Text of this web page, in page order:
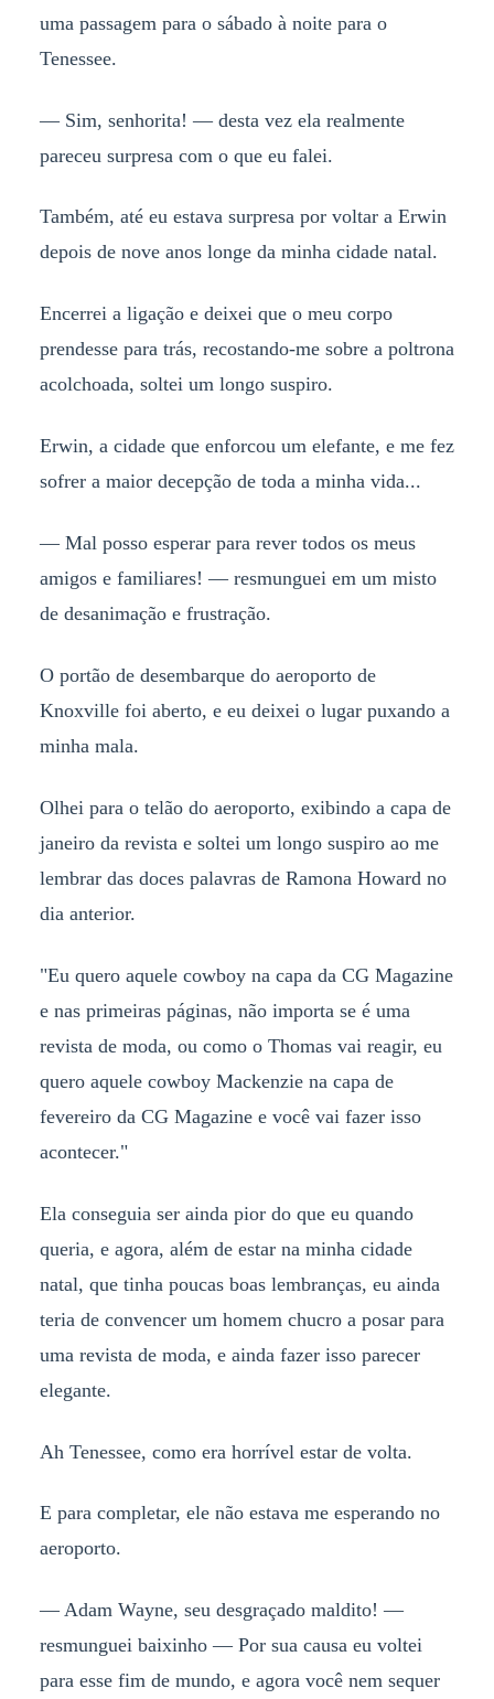
uma passagem para o sábado à noite para o
Tenessee.
— Sim, senhorita! — desta vez ela realmente
pareceu surpresa com o que eu falei.
Também, até eu estava surpresa por voltar a Erwin
depois de nove anos longe da minha cidade natal.
Encerrei a ligação e deixei que o meu corpo
prendesse para trás, recostando-me sobre a poltrona
acolchoada, soltei um longo suspiro.
Erwin, a cidade que enforcou um elefante, e me fez
sofrer a maior decepção de toda a minha vida...
— Mal posso esperar para rever todos os meus
amigos e familiares! — resmunguei em um misto
de desanimação e frustração.
O portão de desembarque do aeroporto de
Knoxville foi aberto, e eu deixei o lugar puxando a
minha mala.
Olhei para o telão do aeroporto, exibindo a capa de
janeiro da revista e soltei um longo suspiro ao me
lembrar das doces palavras de Ramona Howard no
dia anterior.
"Eu quero aquele cowboy na capa da CG Magazine
e nas primeiras páginas, não importa se é uma
revista de moda, ou como o Thomas vai reagir, eu
quero aquele cowboy Mackenzie na capa de
fevereiro da CG Magazine e você vai fazer isso
acontecer."
Ela conseguia ser ainda pior do que eu quando
queria, e agora, além de estar na minha cidade
natal, que tinha poucas boas lembranças, eu ainda
teria de convencer um homem chucro a posar para
uma revista de moda, e ainda fazer isso parecer
elegante.
Ah Tenessee, como era horrível estar de volta.
E para completar, ele não estava me esperando no
aeroporto.
— Adam Wayne, seu desgraçado maldito! —
resmunguei baixinho — Por sua causa eu voltei
para esse fim de mundo, e agora você nem sequer